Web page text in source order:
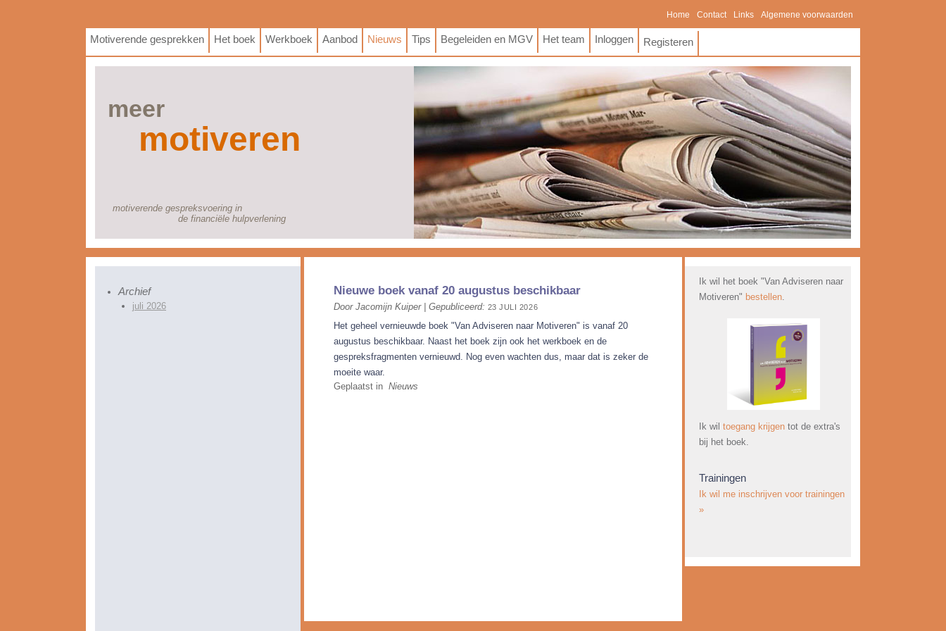
Home Contact Links Algemene voorwaarden
Motiverende gesprekken Het boek Werkboek Aanbod Nieuws Tips Begeleiden en MGV Het team Inloggen Registeren
meer
motiveren
motiverende gespreksvoering in
de financiële hulpverlening
Nieuwe boek vanaf 20 augustus beschikbaar
Door Jacomijn Kuiper| Gepubliceerd: 23 JULI 2026
Het geheel vernieuwde boek "Van Adviseren naar Motiveren" is vanaf 20
augustus beschikbaar. Naast het boek zijn ook het werkboek en de
gespreksfragmenten vernieuwd. Nog even wachten dus, maar dat is zeker de
moeite waar.
Geplaatst in Nieuws
Archief
juli 2026
Ik wil het boek "Van Adviseren naar
Motiveren" bestellen.
Ik wiltoegang krijgen tot de extra's
bij het boek.
Trainingen
Ik wil me inschrijven voor trainingen
»